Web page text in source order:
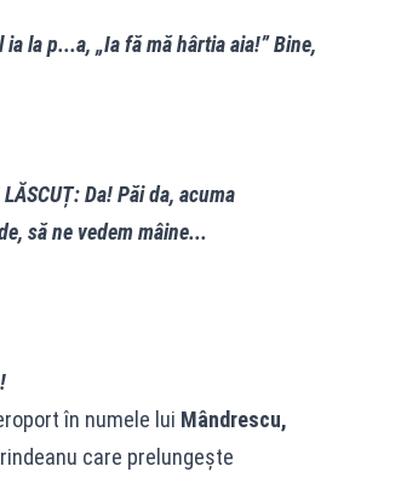
la p...a, „Ia fă mă hârtia aia!” Bine,
Da! Păi da, acuma
să ne vedem mâine...
în numele lui Mândrescu,
care prelungește